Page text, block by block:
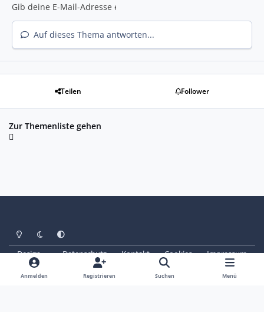
Auf dieses Thema antworten...
Teilen Follower
Zur Themenliste gehen
Heller ModusDunkler Modus
Systemeinstellung
Design Datenschutz Kontakt Cookies
Impressum
© Copyright 2025 - SAABoteure e. V.
Powered by Invision Community
Anmelden Registrieren Suchen Menü